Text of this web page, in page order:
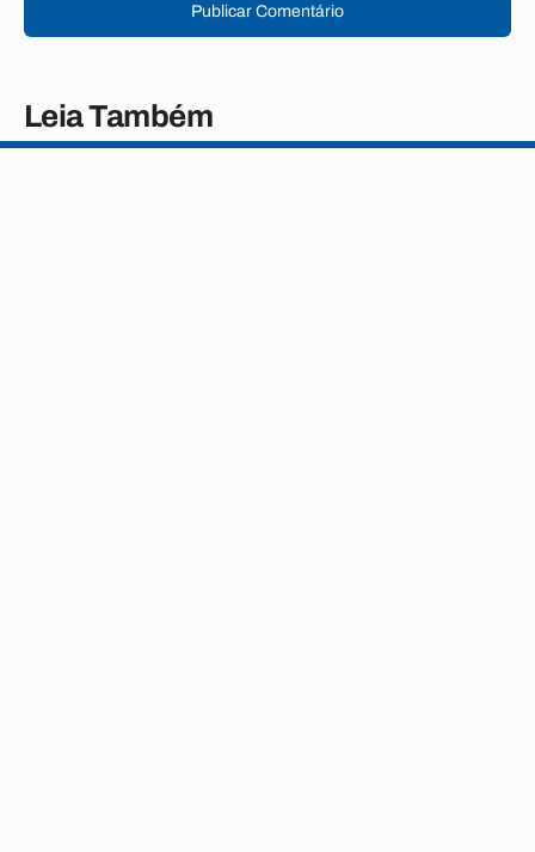
Publicar Comentário
Leia Também